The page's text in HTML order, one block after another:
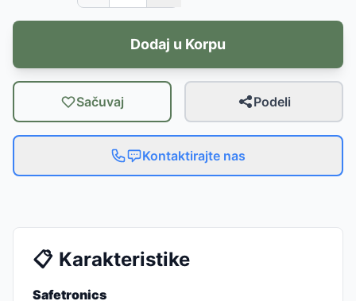
Dodaj u Korpu
Sačuvaj Podeli
Kontaktirajte nas
📋 Karakteristike
Safetronics